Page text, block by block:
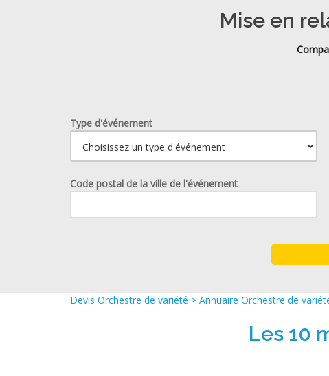
Mise en
Type d'événement
Code postal de la ville de l'événement
Devis Orchestre de variété > Annuaire Orchestre de
Les 10